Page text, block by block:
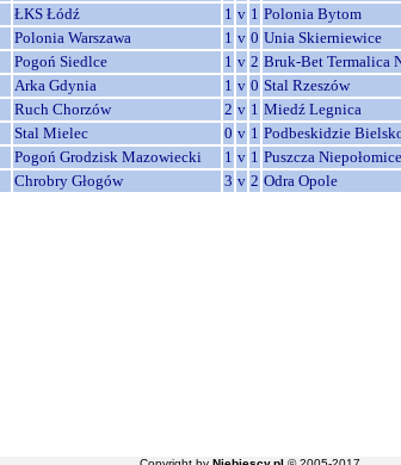
ŁKS Łódź 1 v 1 Polonia Bytom
Polonia Warszawa 1 v 0 Unia Skierniewice
Pogoń Siedlce 1 v 2 Bruk-Bet Termalica
Arka Gdynia 1 v 0 Stal Rzeszów
Ruch Chorzów 2 v 1 Miedź Legnica
Stal Mielec 0 v 1 Podbeskidzie
Pogoń Grodzisk Mazowiecki 1 v 1 Puszcza Niepołomice
Chrobry Głogów 3 v 2 Odra Opole